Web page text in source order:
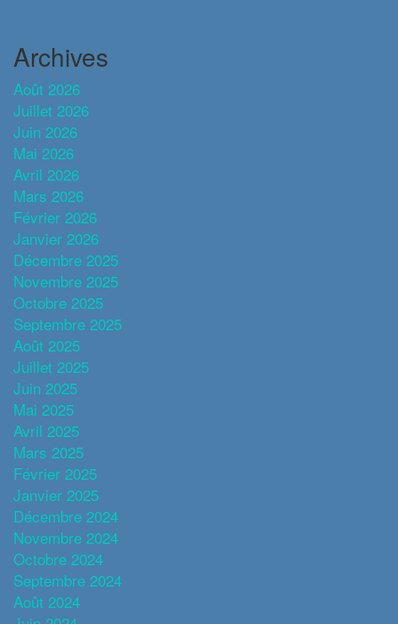
Archives
Août 2026
Juillet 2026
Juin 2026
Mai 2026
Avril 2026
Mars 2026
Février 2026
Janvier 2026
Décembre 2025
Novembre 2025
Octobre 2025
Septembre 2025
Août 2025
Juillet 2025
Juin 2025
Mai 2025
Avril 2025
Mars 2025
Février 2025
Janvier 2025
Décembre 2024
Novembre 2024
Octobre 2024
Septembre 2024
Août 2024